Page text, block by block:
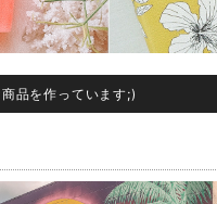
品を作っています;)